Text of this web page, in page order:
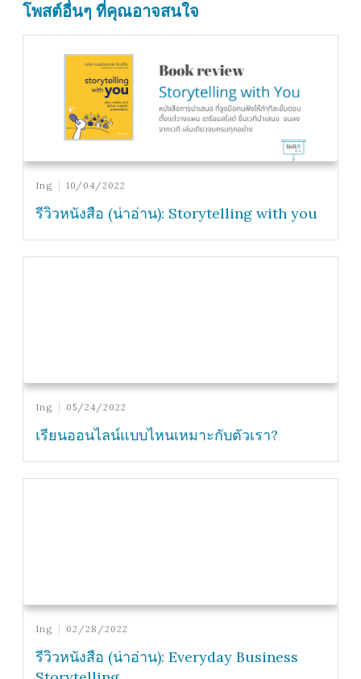
โพสต์อื่นๆ ที่คุณอาจสนใจ
Ing 10/04/2022
รีวิวหนังสือ (น่าอ่าน): Storytelling with you
Ing 05/24/2022
เรียนออนไลน์แบบไหนเหมาะกับตัวเรา?
Ing 02/28/2022
รีวิวหนังสือ (น่าอ่าน): Everyday Business